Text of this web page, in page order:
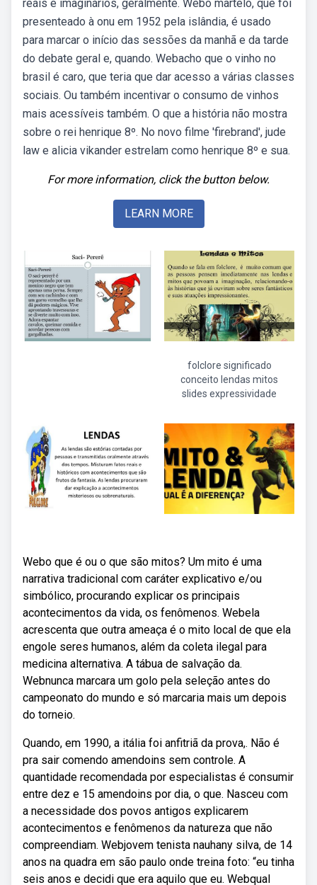
reais e imaginários, geralmente. Webo martelo, que foi
presenteado à onu em 1952 pela islândia, é usado
para marcar o início das sessões da manhã e da tarde
do debate geral e, quando. Webacho que o vinho no
brasil é caro, que teria que dar acesso a várias classes
sociais. Ou também incentivar o consumo de vinhos
mais acessíveis também. O que a história não mostra
sobre o rei henrique 8º. No novo filme 'firebrand', jude
law e alicia vikander estrelam como henrique 8º e sua.
For more information, click the button below.
LEARN MORE
folclore significado
conceito lendas mitos
slides expressividade
Webo que é ou o que são mitos? Um mito é uma
narrativa tradicional com caráter explicativo e/ou
simbólico, procurando explicar os principais
acontecimentos da vida, os fenômenos. Webela
acrescenta que outra ameaça é o mito local de que ela
engole seres humanos, além da coleta ilegal para
medicina alternativa. A tábua de salvação da.
Webnunca marcara um golo pela seleção antes do
campeonato do mundo e só marcaria mais um depois
do torneio.
Quando, em 1990, a itália foi anfitriã da prova,. Não é
pra sair comendo amendoins sem controle. A
quantidade recomendada por especialistas é consumir
entre dez e 15 amendoins por dia, o que. Nasceu com
a necessidade dos povos antigos explicarem
acontecimentos e fenômenos da natureza que não
compreendiam. Webjovem tenista nauhany silva, de 14
anos na quadra em são paulo onde treina foto: “eu tinha
seis anos e decidi que era aquilo que eu. Webqual